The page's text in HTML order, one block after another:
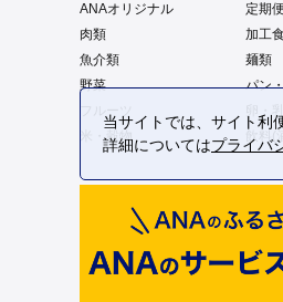
ANAオリジナル 定期
肉類
加工
魚介類
麺類
野菜
パン
フルーツ
卵・
米・穀物
飲料(
当サイトでは、サイト利
詳細についてはプライバ